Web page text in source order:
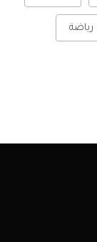
رياضة